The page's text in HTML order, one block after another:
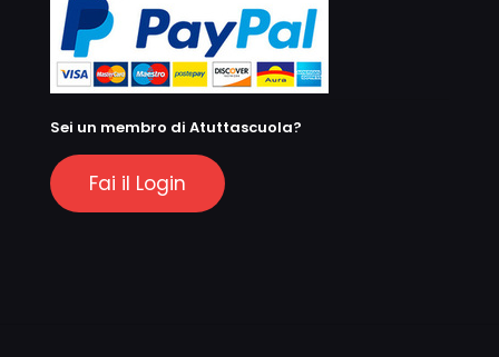
Sei un membro di Atuttascuola?
Fai il Login